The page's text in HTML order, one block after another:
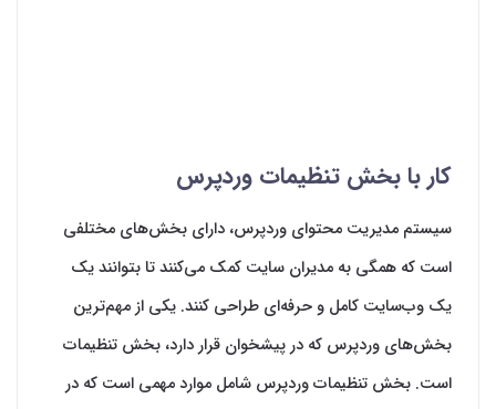
کار با بخش تنظیمات وردپرس
سیستم مدیریت محتوای وردپرس، دارای بخش‌‌های مختلفی
است که همگی به مدیران سایت کمک می‌‌کنند تا بتوانند یک
یک وب‌سایت کامل و حرفه‌‌ای طراحی کنند. یکی از مهم‌‌ترین
بخش‌‌های وردپرس که در پیشخوان قرار دارد، بخش تنظیمات
است. بخش تنظیمات وردپرس شامل موارد مهمی‌‌ است که در